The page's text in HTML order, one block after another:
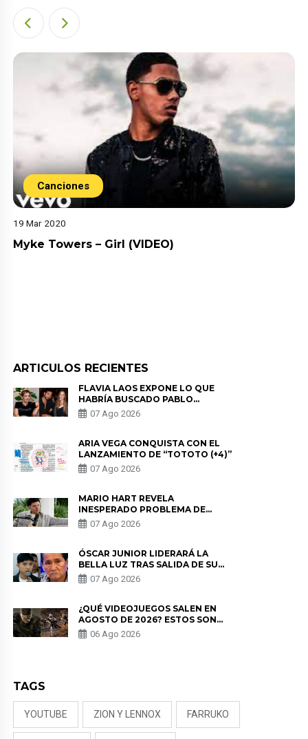
Canciones
19 Mar 2020
Myke Towers – Girl (VIDEO)
ARTICULOS RECIENTES
FLAVIA LAOS EXPONE LO QUE
HABRÍA BUSCADO PABLO
HEREDIA CON ALE FULLER: “UNA
DE LAS PARTES QUERÍA EL
07 Ago 2026
ARIA VEGA CONQUISTA CON EL
LANZAMIENTO DE “TOTOTO (+4)”
07 Ago 2026
MARIO HART REVELA
INESPERADO PROBLEMA DE
SALUD ANTES DE SEPARARSE DE
KORINA: “ME ENCONTRARON UN
07 Ago 2026
ÓSCAR JUNIOR LIDERARÁ LA
BELLA LUZ TRAS SALIDA DE SU
PADRE POR POLÉMICA CON
NALDY SALDAÑA
07 Ago 2026
¿QUÉ VIDEOJUEGOS SALEN EN
AGOSTO DE 2026? ESTOS SON
LOS ESTRENOS MÁS ESPERADOS
06 Ago 2026
TAGS
YOUTUBE ZION Y LENNOX FARRUKO